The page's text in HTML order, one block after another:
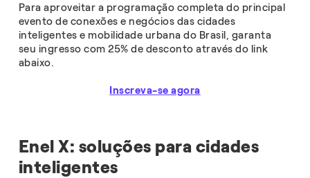
Para aproveitar a programação completa do principal
evento de conexões e negócios das cidades
inteligentes e mobilidade urbana do Brasil, garanta
seu ingresso com 25% de desconto através do link
abaixo.
Inscreva-se agora
Enel X: soluções para cidades
inteligentes